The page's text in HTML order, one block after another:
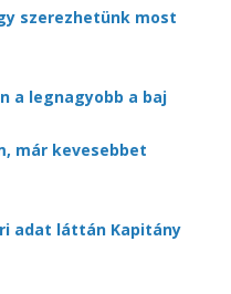
szerezhetünk most
a legnagyobb a baj
már kevesebbet
adat láttán Kapitány